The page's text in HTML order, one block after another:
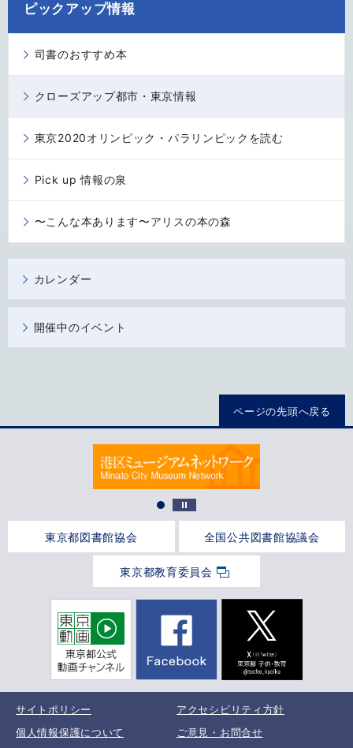
ピックアップ情報
司書のおすすめ本
クローズアップ都市・東京情報
東京2020オリンピック・パラリンピックを読む
Pick up 情報の泉
〜こんな本あります〜アリスの本の森
カレンダー
開催中のイベント
ページの先頭へ戻る
東京都図書館協会 全国公共図書館協議会
東京都教育委員会
サイトポリシー
アクセシビリティ方針
個人情報保護について
ご意見・お問合せ